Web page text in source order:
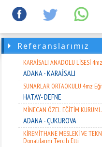
Referanslarımız
CEYHAN ANADOLU LİSESİ 4mz
ADANA - CEYHAN
CEYHAN ARI AKADEMİLERİ
Etti
ADANA - CEYHAN
KARAİSALI ANADOLU LİSESİ
ADANA - KARAİSALI
SUNARLAR ORTAOKULU 4mz
HATAY- DEFNE
MİNECAN ÖZEL EĞİTİM
ADANA - ÇUKUROVA
KİREMİTHANE MESLEKİ VE
Donatılarını Tercih Etti